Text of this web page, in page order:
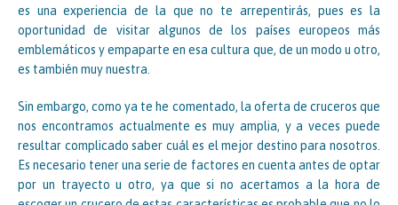
es una experiencia de la que no te arrepentirás, pues es la
oportunidad de visitar algunos de los países europeos más
emblemáticos y empaparte en esa cultura que, de un modo u otro,
es también muy nuestra.
Sin embargo, como ya te he comentado, la oferta de cruceros que
nos encontramos actualmente es muy amplia, y a veces puede
resultar complicado saber cuál es el mejor destino para nosotros.
Es necesario tener una serie de factores en cuenta antes de optar
por un trayecto u otro, ya que si no acertamos a la hora de